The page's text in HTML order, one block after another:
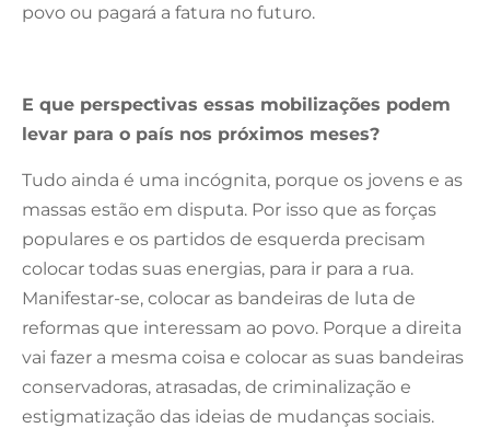
povo ou pagará a fatura no futuro.
E que perspectivas essas mobilizações podem
levar para o país nos próximos meses?
Tudo ainda é uma incógnita, porque os jovens e as
massas estão em disputa. Por isso que as forças
populares e os partidos de esquerda precisam
colocar todas suas energias, para ir para a rua.
Manifestar-se, colocar as bandeiras de luta de
reformas que interessam ao povo. Porque a direita
vai fazer a mesma coisa e colocar as suas bandeiras
conservadoras, atrasadas, de criminalização e
estigmatização das ideias de mudanças sociais.